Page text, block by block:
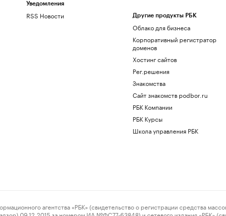
Уведомления
RSS Новости Другие продукты РБК
Облако для бизнеса
Корпоративный регистратор
доменов
Хостинг сайтов
Рег.решения
Знакомства
Сайт знакомств podbor.ru
РБК Компании
РБК Курсы
Школа управления РБК
агентства «РБК» (свидетельство о регистрации средства